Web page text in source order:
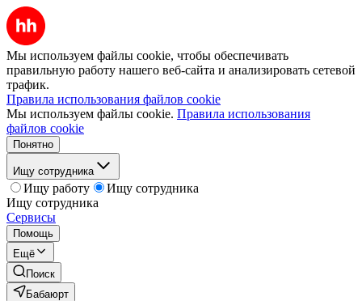
Мы используем файлы cookie, чтобы обеспечивать
правильную работу нашего веб-сайта и анализировать сетевой
трафик.
Правила использования файлов cookie
Мы используем файлы cookie. Правила использования
файлов cookie
Понятно
Ищу сотрудника
Ищу работу
Ищу сотрудника
Ищу сотрудника
Сервисы
Помощь
Ещё
Поиск
Бабаюрт